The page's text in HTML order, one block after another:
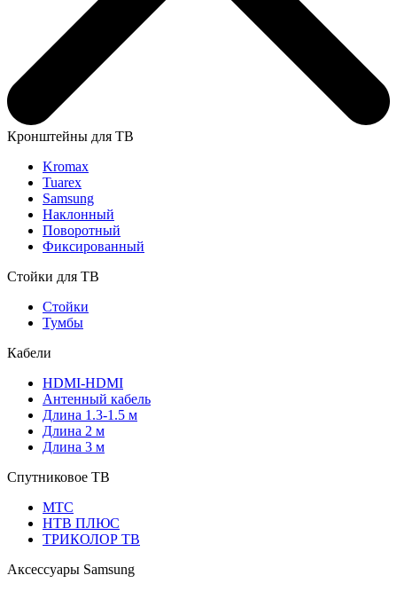
Кронштейны для ТВ
Kromax
Tuarex
Samsung
Наклонный
Поворотный
Фиксированный
Стойки для ТВ
Стойки
Тумбы
Кабели
HDMI-HDMI
Антенный кабель
Длина 1.3-1.5 м
Длина 2 м
Длина 3 м
Спутниковое ТВ
МТС
НТВ ПЛЮС
ТРИКОЛОР ТВ
Аксессуары Samsung